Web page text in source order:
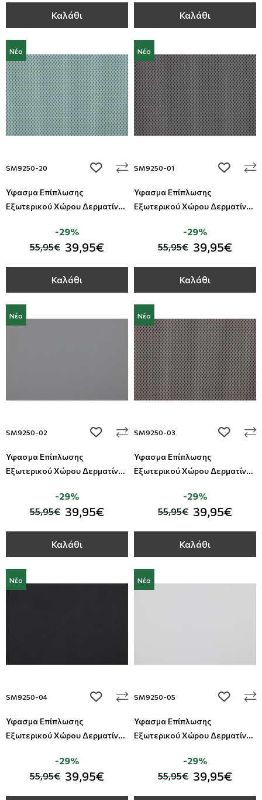
Καλάθι Καλάθι
Νέο
SM9250-20 add to wishlist
Ύφασμα Επίπλωσης
Εξωτερικού Χώρου Δερματίνη
55,95€ 39,95€
-29%
Καλάθι
Νέο
SM9250-01 add to
Ύφασμα Επίπλωσης
Εξωτερικού Χώρου Δερματίνη
55,95€ 39,95€
-29%
Καλάθι
Νέο
SM9250-02 add to wishlist
Ύφασμα Επίπλωσης
Εξωτερικού Χώρου Δερματίνη
55,95€ 39,95€
-29%
Καλάθι
Νέο
SM9250-03 add to
Ύφασμα Επίπλωσης
Εξωτερικού Χώρου Δερματίνη
55,95€ 39,95€
-29%
Καλάθι
Νέο
SM9250-04 add to wishlist
Ύφασμα Επίπλωσης
Εξωτερικού Χώρου Δερματίνη
55,95€ 39,95€
-29%
Νέο
SM9250-05 add to
Ύφασμα Επίπλωσης
Εξωτερικού Χώρου Δερματίνη
55,95€ 39,95€
-29%